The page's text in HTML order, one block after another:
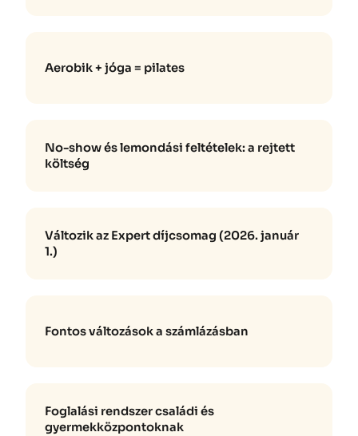
Aerobik + jóga = pilates
No-show és lemondási feltételek: a rejtett
költség
Változik az Expert díjcsomag (2026. január
1.)
Fontos változások a számlázásban
Foglalási rendszer családi és
gyermekközpontoknak